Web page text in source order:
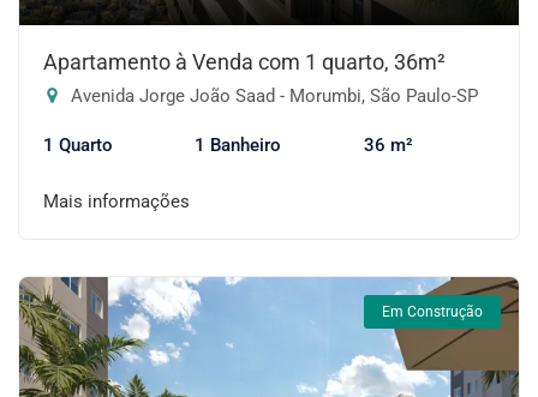
Apartamento à Venda com 1 quarto, 36m²
Avenida Jorge João Saad - Morumbi, São Paulo-SP
1 Quarto 1 Banheiro 36 m²
Mais informações
Em Construção